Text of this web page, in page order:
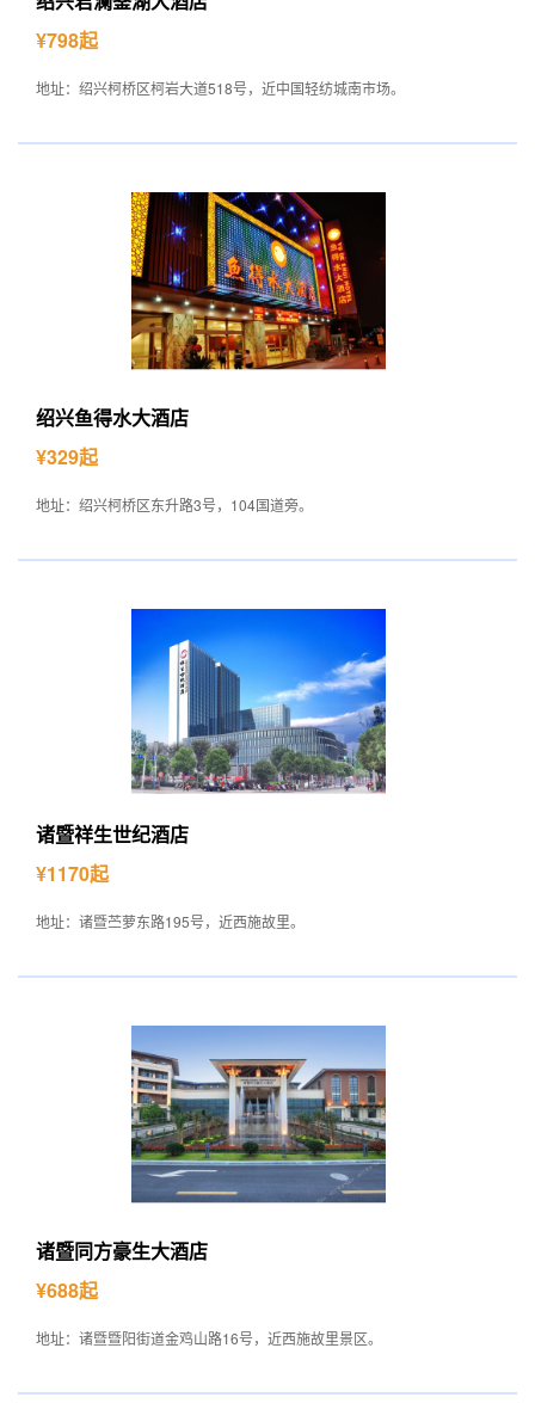
¥798起
地址：绍兴柯桥区柯岩大道518号，近中国轻纺城南市场。
绍兴鱼得水大酒店
¥329起
地址：绍兴柯桥区东升路3号，104国道旁。
诸暨祥生世纪酒店
¥1170起
地址：诸暨苎萝东路195号，近西施故里。
诸暨同方豪生大酒店
¥688起
地址：诸暨暨阳街道金鸡山路16号，近西施故里景区。